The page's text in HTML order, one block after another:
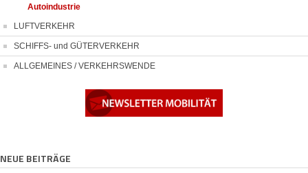
Autoindustrie
LUFTVERKEHR
SCHIFFS- und GÜTERVERKEHR
ALLGEMEINES / VERKEHRSWENDE
NEUE BEITRÄGE